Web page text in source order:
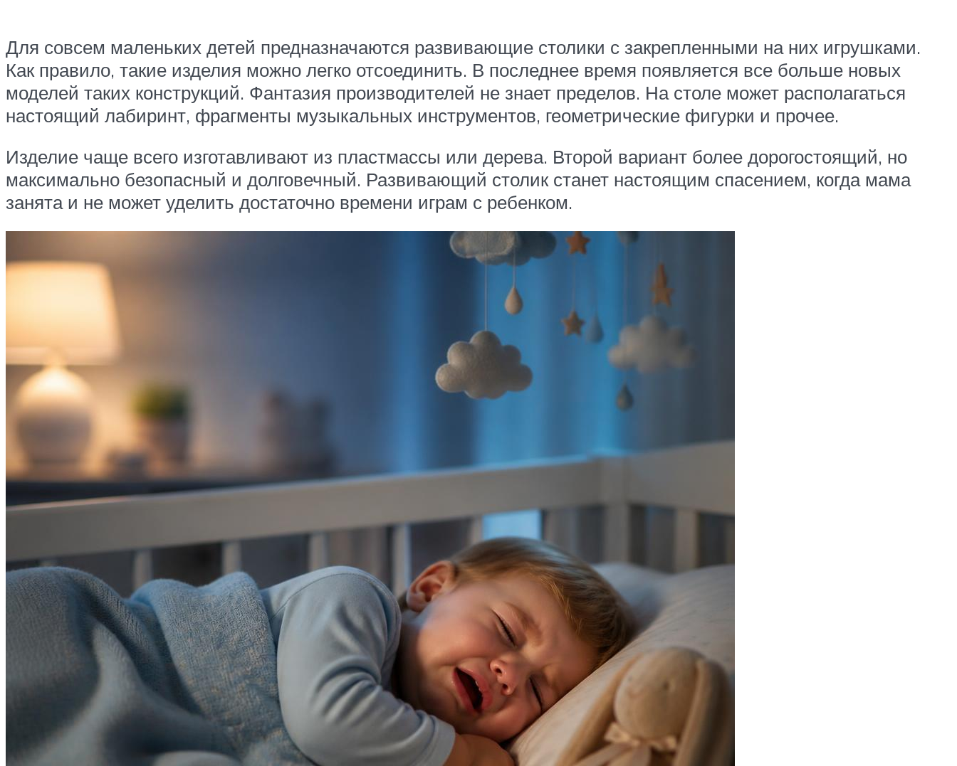
Для совсем маленьких детей предназначаются развивающие столики с закрепленными на них игрушками.
Как правило, такие изделия можно легко отсоединить. В последнее время появляется все больше новых
моделей таких конструкций. Фантазия производителей не знает пределов. На столе может располагаться
настоящий лабиринт, фрагменты музыкальных инструментов, геометрические фигурки и прочее.
Изделие чаще всего изготавливают из пластмассы или дерева. Второй вариант более дорогостоящий, но
максимально безопасный и долговечный. Развивающий столик станет настоящим спасением, когда мама
занята и не может уделить достаточно времени играм с ребенком.